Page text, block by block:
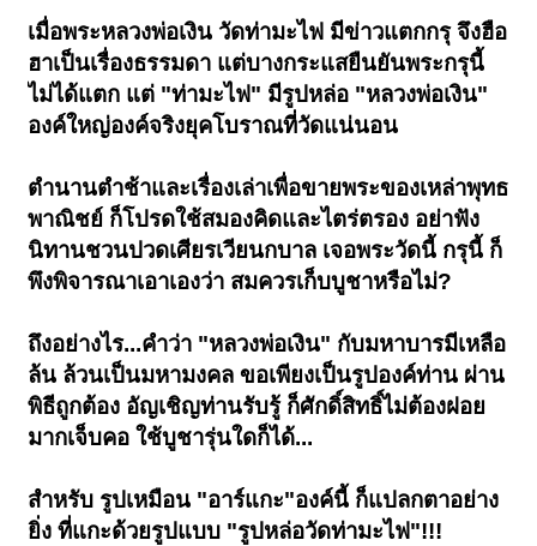
เมื่อพระหลวงพ่อเงิน วัดท่ามะไฟ มีข่าวแตกกรุ จึงฮือ
ฮาเป็นเรื่องธรรมดา แต่บางกระแสยืนยันพระกรุนี้
ไม่ได้แตก แต่ "ท่ามะไฟ" มีรูปหล่อ "หลวงพ่อเงิน"
องค์ใหญ่องค์จริงยุคโบราณที่วัดแน่นอน
ตำนานตำช้าและเรื่องเล่าเพื่อขายพระของเหล่าพุทธ
พาณิชย์ ก็โปรดใช้สมองคิดและไตร่ตรอง อย่าฟัง
นิทานชวนปวดเศียรเวียนกบาล เจอพระวัดนี้ กรุนี้ ก็
พึงพิจารณาเอาเองว่า สมควรเก็บบูชาหรือไม่?
ถึงอย่างไร...คำว่า "หลวงพ่อเงิน" กับมหาบารมีเหลือ
ล้น ล้วนเป็นมหามงคล ขอเพียงเป็นรูปองค์ท่าน ผ่าน
พิธีถูกต้อง อัญเชิญท่านรับรู้ ก็ศักดิ์สิทธิ์ไม่ต้องฝอย
มากเจ็บคอ ใช้บูชารุ่นใดก็ได้...
สำหรับ รูปเหมือน "อาร์แกะ"องค์นี้ ก็แปลกตาอย่าง
ยิ่ง ที่แกะด้วยรูปแบบ "รูปหล่อวัดท่ามะไฟ"!!!